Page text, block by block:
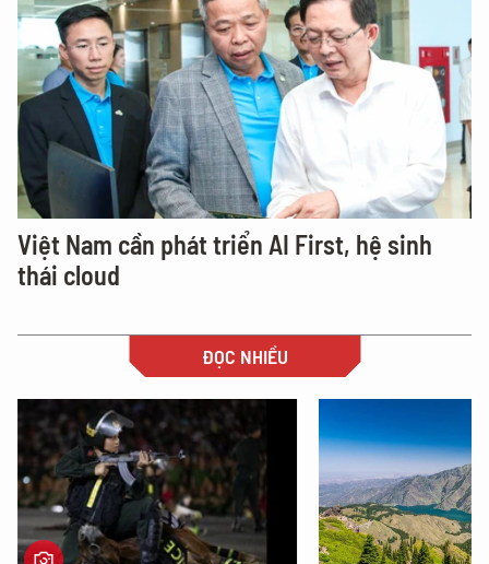
Việt Nam cần phát triển AI First, hệ sinh
thái cloud
ĐỌC NHIỀU